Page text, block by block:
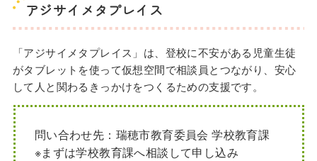
アジサイメタプレイス
「アジサイメタプレイス」は、登校に不安がある児童生徒
がタブレットを使って仮想空間で相談員とつながり、安心
して人と関わるきっかけをつくるための支援です。
問い合わせ先：瑞穂市教育委員会 学校教育課
※まずは学校教育課へ相談して申し込み